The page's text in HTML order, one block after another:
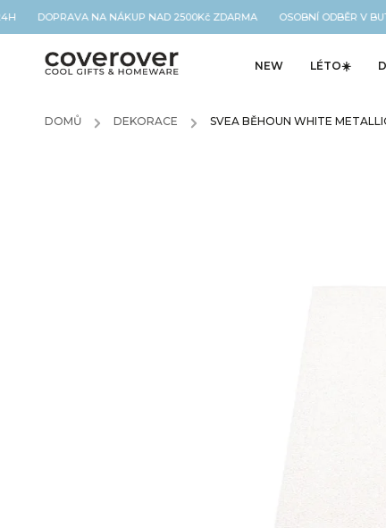
DOPRAVA NA NÁKUP NAD 2500Kč ZDARMA OSOBNÍ ODBĚR V
NEW LÉTO☀️
DOMŮ / DEKORACE / SVEA BĚHOUN WHITE